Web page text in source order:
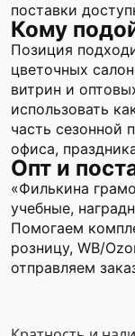
поставки
Кому
Позиция
цветочных
витрин и
использовать
часть сезонной
офиса,
Опт и
«Филькина
учебные,
Помогаем
розницу, WB/
отправляем